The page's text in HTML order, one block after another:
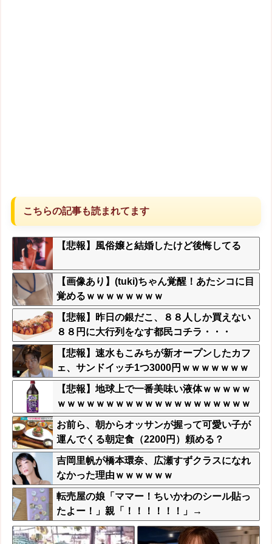
こちらの記事も読まれてます
【悲報】風俗嬢と結婚したけど後悔してる
【画像あり】(tuki)ちゃん覚醒！あたシコに目
覚めるｗｗｗｗｗｗｗｗ
【悲報】昨日の銀だこ、８８人しか買えない
８８円に大行列をなす都民コチラ・・・
【悲報】速水もこみちが新オープンしたカフ
ェ、サンドイッチ1つ3000円ｗｗｗｗｗｗｗ
ｗｗｗｗｗｗ
【悲報】地球上で一番美味い液体ｗｗｗｗｗ
ｗｗｗｗｗｗｗｗｗｗｗｗｗｗｗｗｗｗｗｗ
ｗｗｗｗｗｗｗｗ
お前ら、朝からオッサンが握って可愛い子が
運んでくる朝定食（2200円）頼める？
吉岡里帆が橋本環奈、広瀬すずクラスになれ
なかった理由ｗｗｗｗｗｗ
転売屋の娘「ママー！ちいかわのシール貼っ
たよー！」親「！！！！！！」→